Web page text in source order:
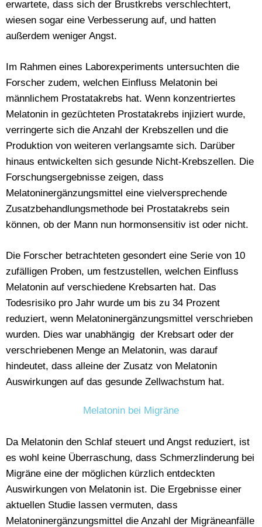
erwartete, dass sich der Brustkrebs verschlechtert,
wiesen sogar eine Verbesserung auf, und hatten
außerdem weniger Angst.
Im Rahmen eines Laborexperiments untersuchten die
Forscher zudem, welchen Einfluss Melatonin bei
männlichem Prostatakrebs hat. Wenn konzentriertes
Melatonin in gezüchteten Prostatakrebs injiziert wurde,
verringerte sich die Anzahl der Krebszellen und die
Produktion von weiteren verlangsamte sich. Darüber
hinaus entwickelten sich gesunde Nicht-Krebszellen. Die
Forschungsergebnisse zeigen, dass
Melatoninergänzungsmittel eine vielversprechende
Zusatzbehandlungsmethode bei Prostatakrebs sein
können, ob der Mann nun hormonsensitiv ist oder nicht.
Die Forscher betrachteten gesondert eine Serie von 10
zufälligen Proben, um festzustellen, welchen Einfluss
Melatonin auf verschiedene Krebsarten hat. Das
Todesrisiko pro Jahr wurde um bis zu 34 Prozent
reduziert, wenn Melatoninergänzungsmittel verschrieben
wurden. Dies war unabhängig der Krebsart oder der
verschriebenen Menge an Melatonin, was darauf
hindeutet, dass alleine der Zusatz von Melatonin
Auswirkungen auf das gesunde Zellwachstum hat.
Melatonin bei Migräne
Da Melatonin den Schlaf steuert und Angst reduziert, ist
es wohl keine Überraschung, dass Schmerzlinderung bei
Migräne eine der möglichen kürzlich entdeckten
Auswirkungen von Melatonin ist. Die Ergebnisse einer
aktuellen Studie lassen vermuten, dass
Melatoninergänzungsmittel die Anzahl der Migräneanfälle